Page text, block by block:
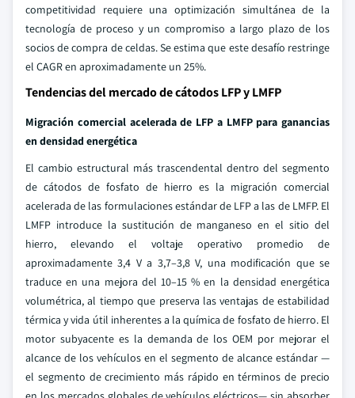
competitividad requiere una optimización simultánea de la
tecnología de proceso y un compromiso a largo plazo de los
socios de compra de celdas. Se estima que este desafío restringe
el CAGR en aproximadamente un 25%.
Tendencias del mercado de cátodos LFP y LMFP
Migración comercial acelerada de LFP a LMFP para ganancias
en densidad energética
El cambio estructural más trascendental dentro del segmento
de cátodos de fosfato de hierro es la migración comercial
acelerada de las formulaciones estándar de LFP a las de LMFP. El
LMFP introduce la sustitución de manganeso en el sitio del
hierro, elevando el voltaje operativo promedio de
aproximadamente 3,4 V a 3,7–3,8 V, una modificación que se
traduce en una mejora del 10–15 % en la densidad energética
volumétrica, al tiempo que preserva las ventajas de estabilidad
térmica y vida útil inherentes a la química de fosfato de hierro. El
motor subyacente es la demanda de los OEM por mejorar el
alcance de los vehículos en el segmento de alcance estándar —
el segmento de crecimiento más rápido en términos de precio